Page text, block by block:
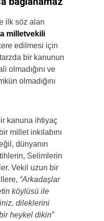
ilk söz alan
milletvekili
edilmesi için
bir kanunun
olmadığını ve
olmadığını
kanuna ihtiyaç
millet inkılabını
dünyanın
Selimlerin
Vekil uzun bir
“Arkadaşlar
köylüsü ile
dileklerini
heykel dikin”